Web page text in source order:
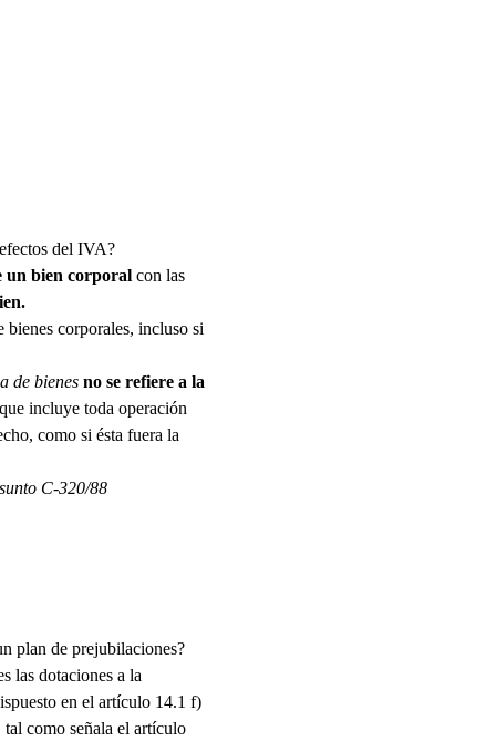
del IVA?
un bien corporal con las
corporales, incluso si
de bienes no se refiere a la
incluye toda operación
como si ésta fuera la
C-320/88
plan de prejubilaciones?
las dotaciones a la
en el artículo 14.1 f)
como señala el artículo